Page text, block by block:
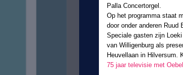
Palla Concertorgel.
Op het programma staat
door onder anderen
Speciale gasten zijn
van Willigenburg als
Heuvellaan in Hilversum.
75 jaar televisie met